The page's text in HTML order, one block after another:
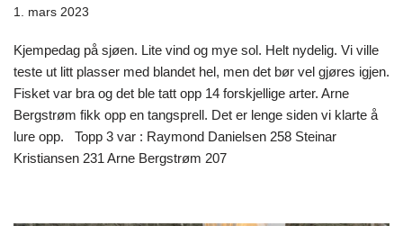
1. mars 2023
Kjempedag på sjøen. Lite vind og mye sol. Helt nydelig. Vi ville
teste ut litt plasser med blandet hel, men det bør vel gjøres igjen.
Fisket var bra og det ble tatt opp 14 forskjellige arter. Arne
Bergstrøm fikk opp en tangsprell. Det er lenge siden vi klarte å
lure opp. Topp 3 var : Raymond Danielsen 258 Steinar
Kristiansen 231 Arne Bergstrøm 207